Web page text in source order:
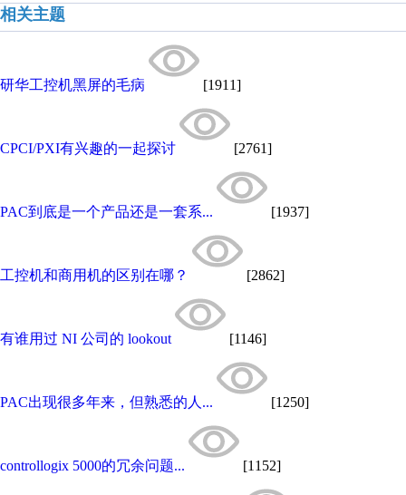
相关主题
研华工控机黑屏的毛病 [1911]
CPCI/PXI有兴趣的一起探讨 [2761]
PAC到底是一个产品还是一套系... [1937]
工控机和商用机的区别在哪？ [2862]
有谁用过 NI 公司的 lookout [1146]
PAC出现很多年来，但熟悉的人... [1250]
controllogix 5000的冗余问题... [1152]